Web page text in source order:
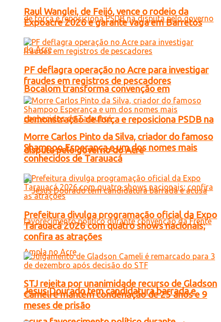
Bocalom transforma convenção em
demonstração de força e reposiciona PSDB na
disputa pelo governo do Acre
Jesus Dourado tem candidatura barrada e
Raul Wanglei, de Feijó, vence o rodeio da
Expoacre 2026 e garante vaga em Barretos
PF deflagra operação no Acre para investigar
fraudes em registros de pescadores
Morre Carlos Pinto da Silva, criador do famoso
Shampoo Esperança e um dos nomes mais
conhecidos de Tarauacá
Prefeitura divulga programação oficial da Expo
Tarauacá 2026 com quatro shows nacionais;
confira as atrações
STJ rejeita por unanimidade recurso de Gladson
Cameli e mantém condenação de 25 anos e 9
meses de prisão